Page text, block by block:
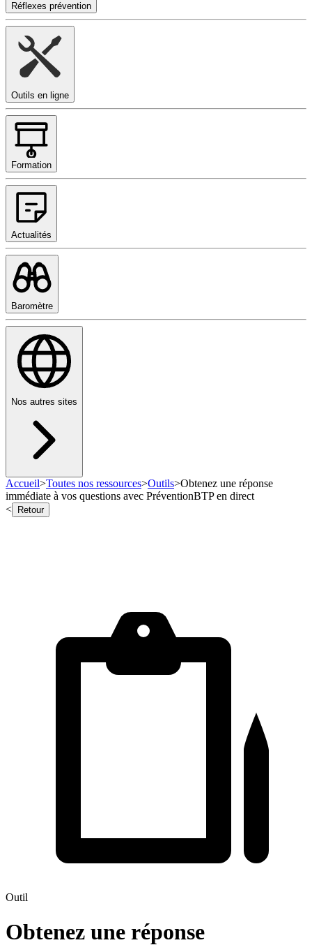
Réflexes prévention
Outils en ligne
Formation
Actualités
Baromètre
Nos autres sites
Accueil>Toutes nos ressources>Outils>Obtenez une réponse
immédiate à vos questions avec PréventionBTP en direct
<
Retour
Outil
Obtenez une réponse